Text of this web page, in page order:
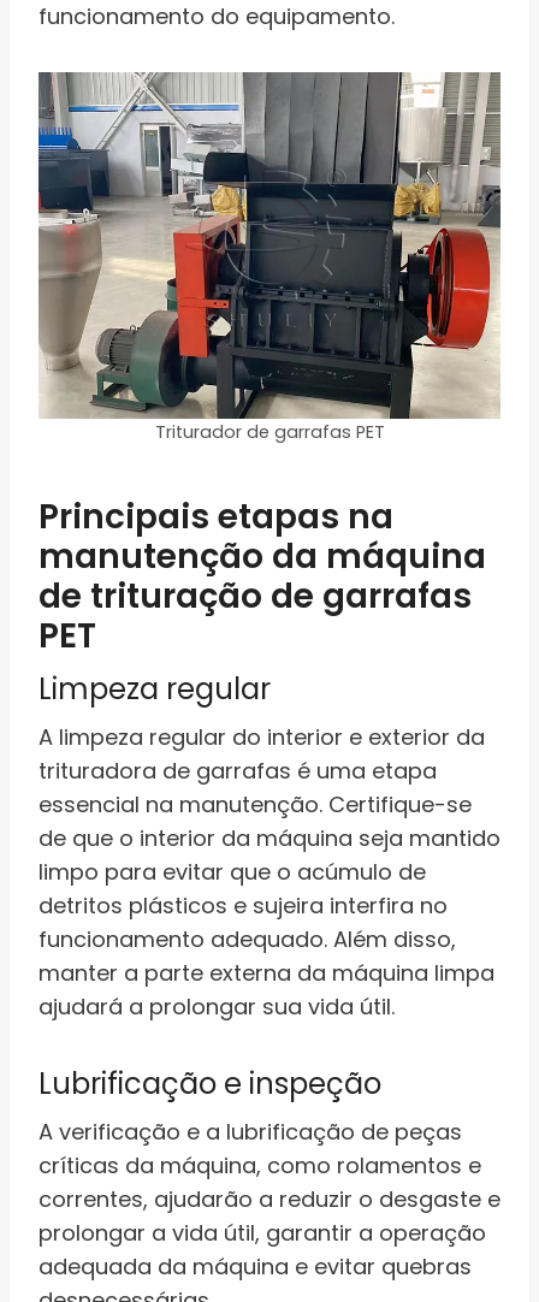
funcionamento do equipamento.
Triturador de garrafas PET
Principais etapas na
manutenção da máquina
de trituração de garrafas
PET
Limpeza regular
A limpeza regular do interior e exterior da
trituradora de garrafas é uma etapa
essencial na manutenção. Certifique-se
de que o interior da máquina seja mantido
limpo para evitar que o acúmulo de
detritos plásticos e sujeira interfira no
funcionamento adequado. Além disso,
manter a parte externa da máquina limpa
ajudará a prolongar sua vida útil.
Lubrificação e inspeção
A verificação e a lubrificação de peças
críticas da máquina, como rolamentos e
correntes, ajudarão a reduzir o desgaste e
prolongar a vida útil, garantir a operação
adequada da máquina e evitar quebras